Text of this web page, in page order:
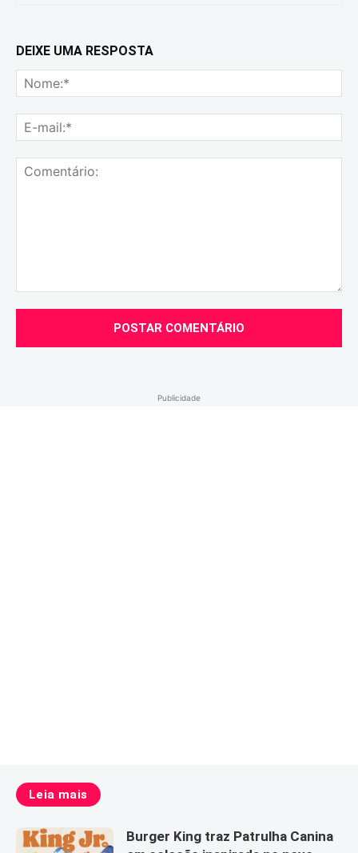
DEIXE UMA RESPOSTA
Publicidade
Leia mais
Burger King traz Patrulha Canina